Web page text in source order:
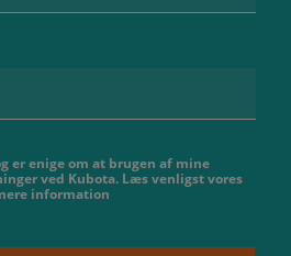
er enige om at brugen af ​​mine
ved Kubota. Læs venligst vores
information